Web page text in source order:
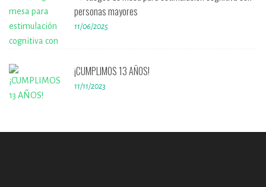
personas mayores
11/06/2025
¡CUMPLIMOS 13 AÑOS!
11/11/2023